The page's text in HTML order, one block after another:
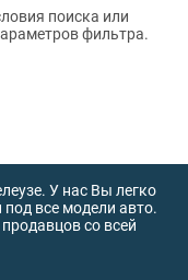
поиска или
фильтра.
У нас Вы легко
все модели авто.
со всей